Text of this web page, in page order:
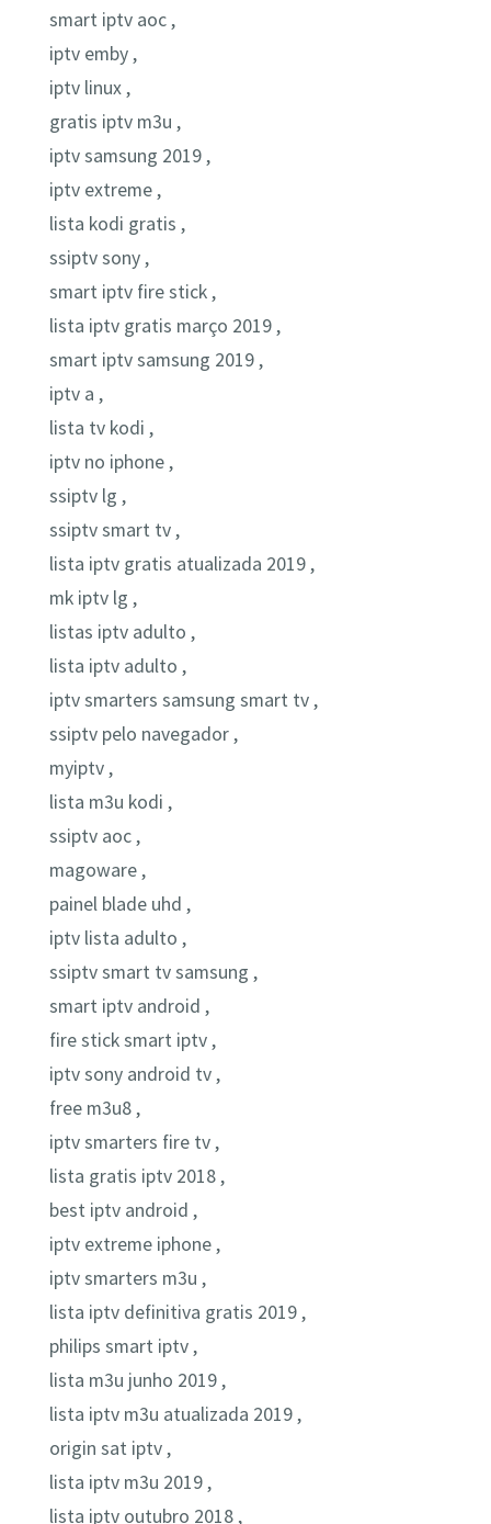
smart iptv aoc ,
iptv emby ,
iptv linux ,
gratis iptv m3u ,
iptv samsung 2019 ,
iptv extreme ,
lista kodi gratis ,
ssiptv sony ,
smart iptv fire stick ,
lista iptv gratis março 2019 ,
smart iptv samsung 2019 ,
iptv a ,
lista tv kodi ,
iptv no iphone ,
ssiptv lg ,
ssiptv smart tv ,
lista iptv gratis atualizada 2019 ,
mk iptv lg ,
listas iptv adulto ,
lista iptv adulto ,
iptv smarters samsung smart tv ,
ssiptv pelo navegador ,
myiptv ,
lista m3u kodi ,
ssiptv aoc ,
magoware ,
painel blade uhd ,
iptv lista adulto ,
ssiptv smart tv samsung ,
smart iptv android ,
fire stick smart iptv ,
iptv sony android tv ,
free m3u8 ,
iptv smarters fire tv ,
lista gratis iptv 2018 ,
best iptv android ,
iptv extreme iphone ,
iptv smarters m3u ,
lista iptv definitiva gratis 2019 ,
philips smart iptv ,
lista m3u junho 2019 ,
lista iptv m3u atualizada 2019 ,
origin sat iptv ,
lista iptv m3u 2019 ,
lista iptv outubro 2018 ,